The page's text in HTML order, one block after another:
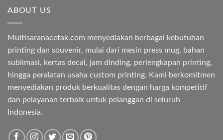
ABOUT US
Multisaranacetak.com menyediakan berbagai kebutuhan
printing dan souvenir, mulai dari mesin press mug, bahan
sublimasi, kertas decal, jam dinding, perlengkapan printing,
hingga peralatan usaha custom printing. Kami berkomitmen
menyediakan produk berkualitas dengan harga kompetitif
dan pelayanan terbaik untuk pelanggan di seluruh
Indonesia.